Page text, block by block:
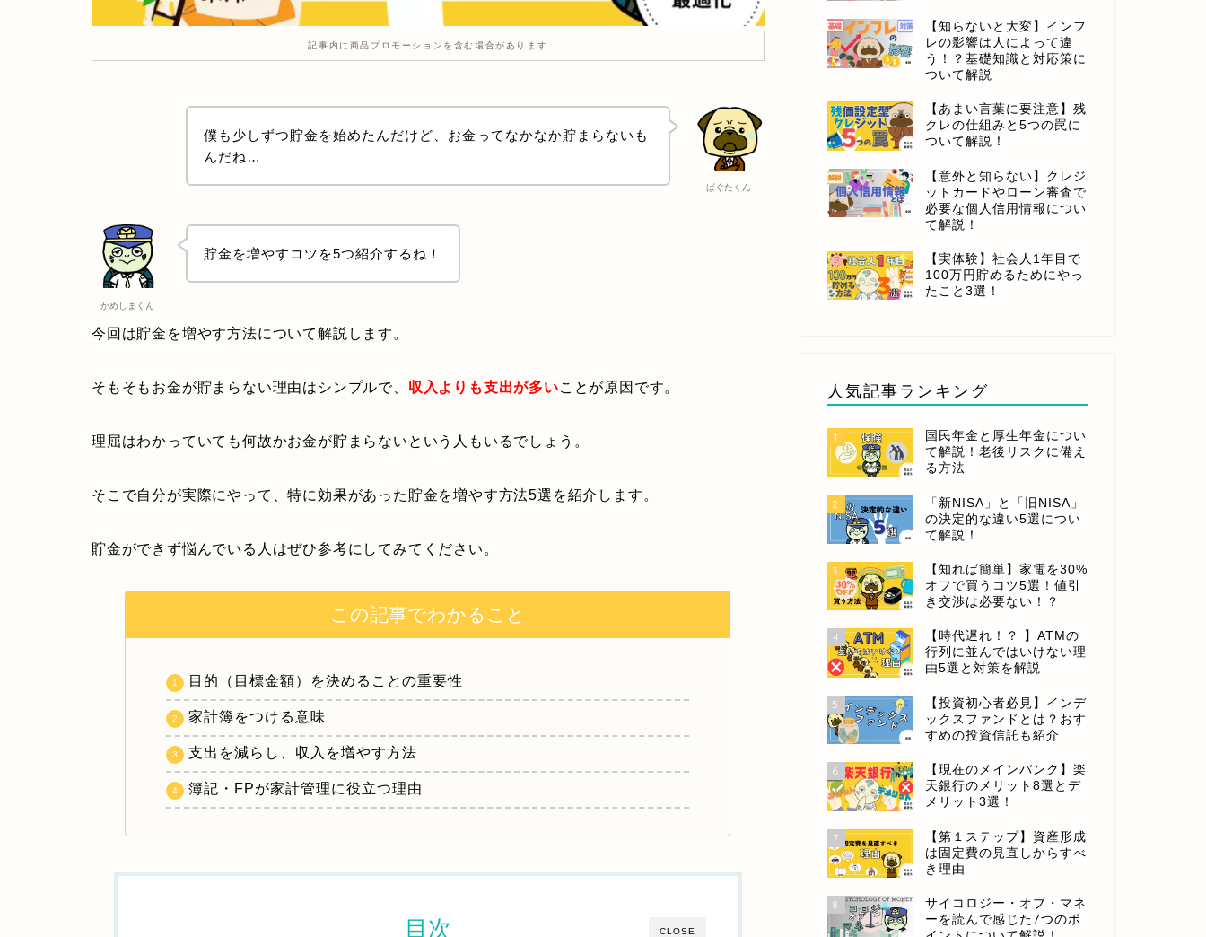
記事内に商品プロモーションを含む場合があります
ぱぐたくん
僕も少しずつ貯金を始めたんだけど、お金ってなかなか貯まらないも
んだね…
かめしまくん
貯金を増やすコツを5つ紹介するね！
今回は貯金を増やす方法について解説します。
そもそもお金が貯まらない理由はシンプルで、 収入よりも支出が多いことが原因です。
理屈はわかっていても何故かお金が貯まらないという人もいるでしょう。
そこで自分が実際にやって、特に効果があった貯金を増やす方法5選を紹介します。
貯金ができず悩んでいる人はぜひ参考にしてみてください。
この記事でわかること
目的（目標金額）を決めることの重要性
家計簿をつける意味
支出を減らし、収入を増やす方法
簿記・FPが家計管理に役立つ理由
CLOSE
目次
【知らないと大変】インフ
レの影響は人によって違
う！？基礎知識と対応策に
ついて解説
【あまい言葉に要注意】残
クレの仕組みと5つの罠に
ついて解説！
【意外と知らない】クレジ
ットカードやローン審査で
必要な個人信用情報につい
て解説！
【実体験】社会人1年目で
100万円貯めるためにやっ
たこと3選！
人気記事ランキング
1
国民年金と厚生年金につい
て解説！老後リスクに備え
る方法
2
「新NISA」と「旧NISA」
の決定的な違い5選につい
て解説！
3
【知れば簡単】家電を30%
オフで買うコツ5選！値引
き交渉は必要ない！？
4
【時代遅れ！？ 】ATMの
行列に並んではいけない理
由5選と対策を解説
5
【投資初心者必見】インデ
ックスファンドとは？おす
すめの投資信託も紹介
6
【現在のメインバンク】楽
天銀行のメリット8選とデ
メリット3選！
7
【第１ステップ】資産形成
は固定費の見直しからすべ
き理由
8
サイコロジー・オブ・マネ
ーを読んで感じた7つのポ